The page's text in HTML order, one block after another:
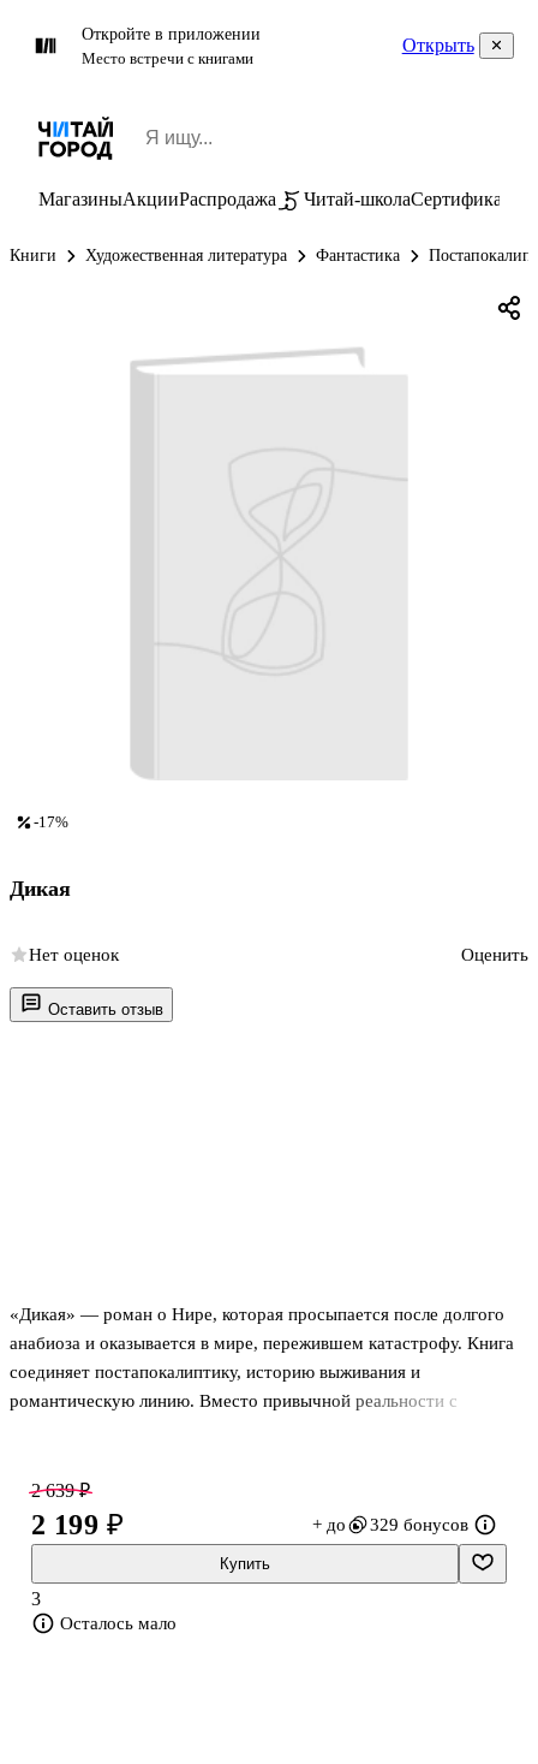
Откройте в приложении
Место встречи с книгами
Открыть
МагазиныАкцииРаспродажа Читай-школаСертификаты
Книги Художественная литература Фантастика
Оставить отзыв
«Дикая» — роман о Нире, которая просыпается после долгого
анабиоза и оказывается в мире, пережившем катастрофу. Книга
соединяет постапокалиптику, историю выживания и
романтическую линию. Вместо привычной реальности с
верить. Произведение вышло сначала в онлайн-публикации, а
затем было издано в бумаге, что для жанровой прозы часто
становится знаком живого читательского интереса. «Дикая»
подойдёт тем, кто ищет не только опасные испытания, но и
историю внутреннего взросления, где на первый план выходят
ответственность, привязанность и поиск своего места в
-17%
Дикая
Нет оценок Оценить
2 639 ₽
2 199 ₽ + до 329 бонусов
Купить
3
Осталось мало